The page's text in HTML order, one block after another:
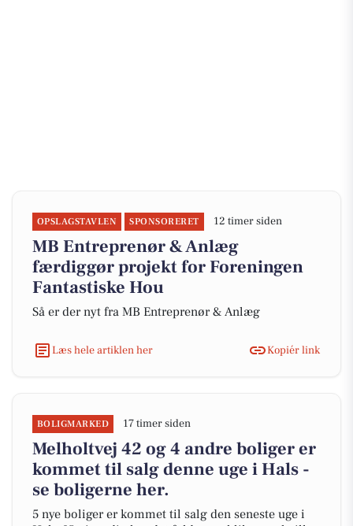
OPSLAGSTAVLEN SPONSORERET 12 timer siden
MB Entreprenør & Anlæg
færdiggør projekt for Foreningen
Fantastiske Hou
Så er der nyt fra MB Entreprenør & Anlæg
Læs hele artiklen her Kopiér link
BOLIGMARKED 17 timer siden
Melholtvej 42 og 4 andre boliger er
kommet til salg denne uge i Hals -
se boligerne her.
5 nye boliger er kommet til salg den seneste uge i